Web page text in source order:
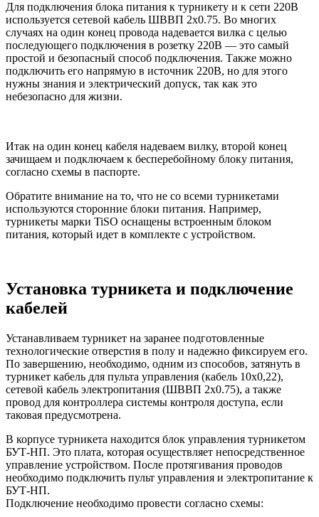
Для подключения блока питания к турникету и к сети 220В
используется сетевой кабель ШВВП 2х0.75. Во многих
случаях на один конец провода надевается вилка с целью
последующего подключения в розетку 220В — это самый
простой и безопасный способ подключения. Также можно
подключить его напрямую в источник 220В, но для этого
нужны знания и электрический допуск, так как это
небезопасно для жизни.
Итак на один конец кабеля надеваем вилку, второй конец
зачищаем и подключаем к бесперебойному блоку питания,
согласно схемы в паспорте.
Обратите внимание на то, что не со всеми турникетами
используются сторонние блоки питания. Например,
турникеты марки TiSO оснащены встроенным блоком
питания, который идет в комплекте с устройством.
Установка турникета и подключение
кабелей
Устанавливаем турникет на заранее подготовленные
технологические отверстия в полу и надежно фиксируем его.
По завершению, необходимо, одним из способов, затянуть в
турникет кабель для пульта управления (кабель 10х0,22),
сетевой кабель электропитания (ШВВП 2х0.75), а также
провод для контроллера системы контроля доступа, если
таковая предусмотрена.
В корпусе турникета находится блок управления турникетом
БУТ-НП. Это плата, которая осуществляет непосредственное
управление устройством. После протягивания проводов
необходимо подключить пульт управления и электропитание к
БУТ-НП.
Подключение необходимо провести согласно схемы: